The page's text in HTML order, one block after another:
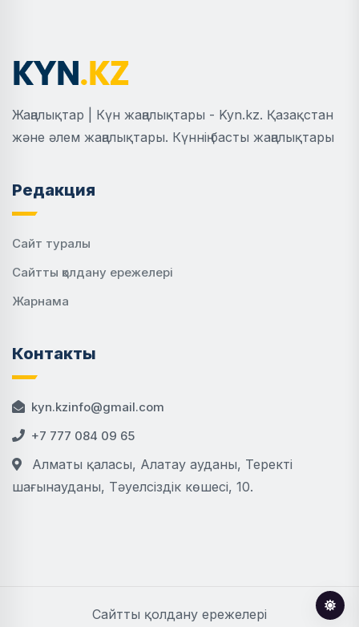
Жаңалықтар | Күн жаңалықтары - Kyn.kz. Қазақстан
және әлем жаңалықтары. Күннің басты жаңалықтары
Редакция
Сайт туралы
Сайтты қолдану ережелері
Жарнама
Контакты
kyn.kzinfo@gmail.com
+7 777 084 09 65
Алматы қаласы, Алатау ауданы, Теректі
шағынауданы, Тәуелсіздік көшесі, 10.
Сайтты қолдану ережелері